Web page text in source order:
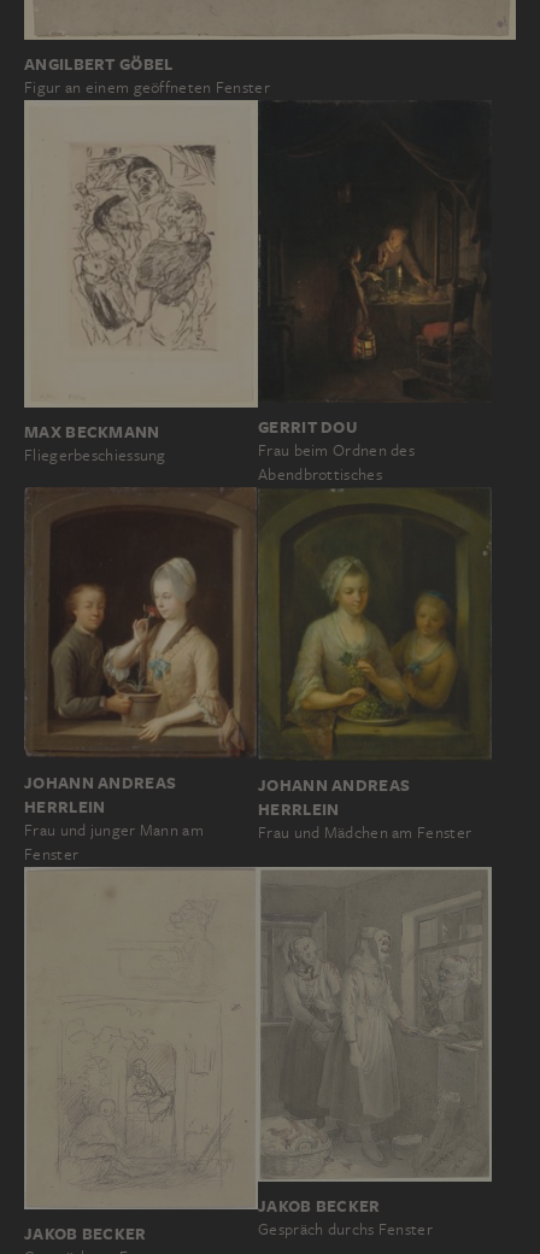
ANGILBERT GÖBEL
Figur an einem geöffneten Fenster
MAX BECKMANN
Fliegerbeschiessung
GERRIT DOU
Frau beim Ordnen des
Abendbrottisches
JOHANN ANDREAS
HERRLEIN
Frau und junger Mann am
Fenster
JOHANN ANDREAS
HERRLEIN
Frau und Mädchen am Fenster
JAKOB BECKER
JAKOB BECKER
Gespräch durchs Fenster